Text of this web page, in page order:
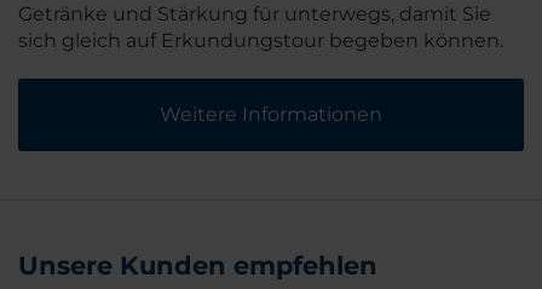
Getränke und Stärkung für unterwegs, damit Sie
sich gleich auf Erkundungstour begeben können.
Weitere Informationen
Unsere Kunden empfehlen